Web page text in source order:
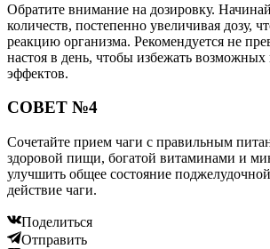
Обратите внимание на дозировку.
количеств, постепенно увеличивая дозу,
реакцию организма. Рекомендуется не
настоя в день, чтобы избежать
эффектов.
СОВЕТ №4
Сочетайте прием чаги с правильным
здоровой пищи, богатой витаминами и
улучшить общее состояние
действие чаги.
Поделиться
Отправить